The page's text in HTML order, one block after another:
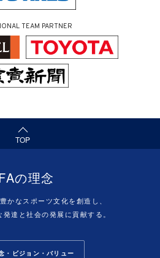
TEAM PARTNER
TOP
の理念
かなスポーツ文化を創造し、
達と社会の発展に貢献する。
・ビジョン・バリュー